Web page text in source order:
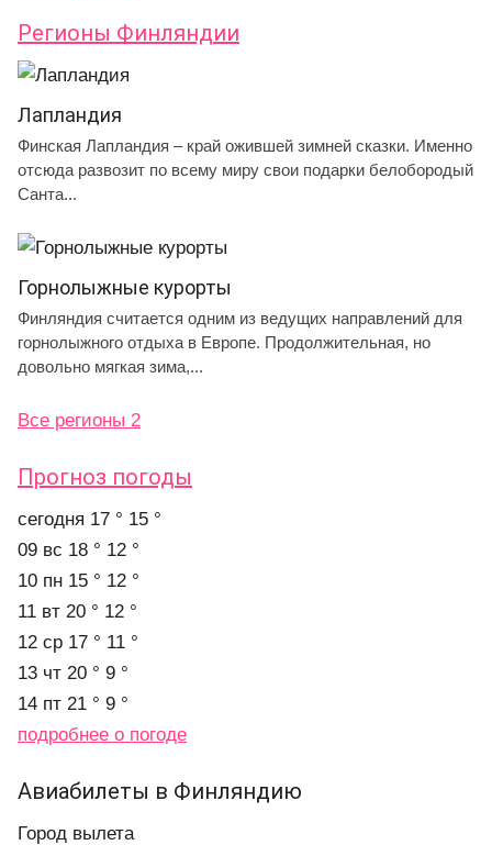
Регионы Финляндии
Лапландия
Финская Лапландия – край ожившей зимней сказки. Именно
отсюда развозит по всему миру свои подарки белобородый
Санта...
Горнолыжные курорты
Финляндия считается одним из ведущих направлений для
горнолыжного отдыха в Европе. Продолжительная, но
довольно мягкая зима,...
Все регионы 2
Прогноз погоды
cегодня 17 ° 15 °
09 вс 18 ° 12 °
10 пн 15 ° 12 °
11 вт 20 ° 12 °
12 ср 17 ° 11 °
13 чт 20 ° 9 °
14 пт 21 ° 9 °
подробнее о погоде
Авиабилеты в Финляндию
Город вылета